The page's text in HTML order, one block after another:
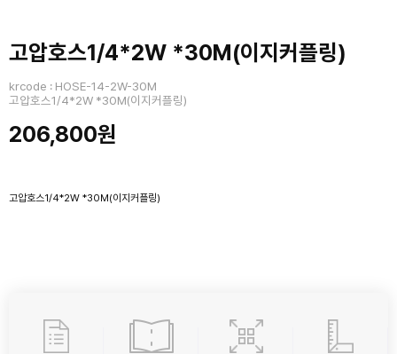
고압호스1/4*2W *30M(이지커플링)
krcode : HOSE-14-2W-30M
고압호스1/4*2W *30M(이지커플링)
206,800원
고압호스1/4*2W *30M(이지커플링)